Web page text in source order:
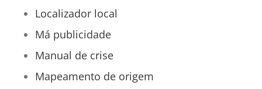
Localizador local
Má publicidade
Manual de crise
Mapeamento de origem